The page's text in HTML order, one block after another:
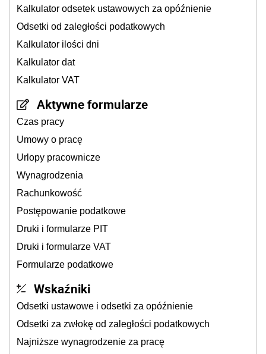
Kalkulator odsetek ustawowych za opóźnienie
Odsetki od zaległości podatkowych
Kalkulator ilości dni
Kalkulator dat
Kalkulator VAT
Aktywne formularze
Czas pracy
Umowy o pracę
Urlopy pracownicze
Wynagrodzenia
Rachunkowość
Postępowanie podatkowe
Druki i formularze PIT
Druki i formularze VAT
Formularze podatkowe
Wskaźniki
Odsetki ustawowe i odsetki za opóźnienie
Odsetki za zwłokę od zaległości podatkowych
Najniższe wynagrodzenie za pracę